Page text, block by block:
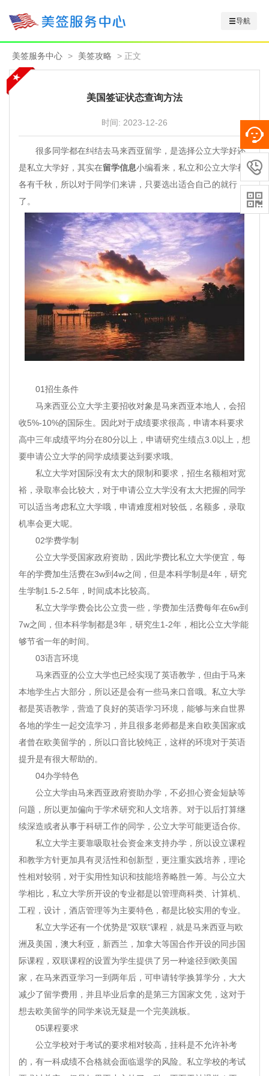
导航
美签服务中心 > 美签攻略 > 正文
美国签证状态查询方法
时间: 2023-12-26
很多同学都在纠结去马来西亚留学，是选择公立大学好还
是私立大学好，其实在留学信息小编看来，私立和公立大学都
各有千秋，所以对于同学们来讲，只要选出适合自己的就行
了。
01招生条件
马来西亚公立大学主要招收对象是马来西亚本地人，会招
收5%-10%的国际生。因此对于成绩要求很高，申请本科要求
高中三年成绩平均分在80分以上，申请研究生绩点3.0以上，想
要申请公立大学的同学成绩要达到要求哦。
私立大学对国际没有太大的限制和要求，招生名额相对宽
裕，录取率会比较大，对于申请公立大学没有太大把握的同学
可以适当考虑私立大学哦，申请难度相对较低，名额多，录取
机率会更大呢。
02学费学制
公立大学受国家政府资助，因此学费比私立大学便宜，每
年的学费加生活费在3w到4w之间，但是本科学制是4年，研究
生学制1.5-2.5年，时间成本比较高。
私立大学学费会比公立贵一些，学费加生活费每年在6w到
7w之间，但本科学制都是3年，研究生1-2年，相比公立大学能
够节省一年的时间。
03语言环境
马来西亚的公立大学也已经实现了英语教学，但由于马来
本地学生占大部分，所以还是会有一些马来口音哦。私立大学
都是英语教学，营造了良好的英语学习环境，能够与来自世界
各地的学生一起交流学习，并且很多老师都是来自欧美国家或
者曾在欧美留学的，所以口音比较纯正，这样的环境对于英语
提升是有很大帮助的。
04办学特色
公立大学由马来西亚政府资助办学，不必担心资金短缺等
问题，所以更加偏向于学术研究和人文培养。对于以后打算继
续深造或者从事于科研工作的同学，公立大学可能更适合你。
私立大学主要靠吸取社会资金来支持办学，所以设立课程
和教学方针更加具有灵活性和创新型，更注重实践培养，理论
性相对较弱，对于实用性知识和技能培养略胜一筹。与公立大
学相比，私立大学所开设的专业都是以管理商科类、计算机、
工程，设计，酒店管理等为主要特色，都是比较实用的专业。
私立大学还有一个优势是"双联"课程，就是马来西亚与欧
洲及美国，澳大利亚，新西兰，加拿大等国合作开设的同步国
际课程，双联课程的设置为学生提供了另一种途径到欧美国
家，在马来西亚学习一到两年后，可申请转学换算学分，大大
减少了留学费用，并且毕业后拿的是第三方国家文凭，这对于
想去欧美留学的同学来说无疑是一个完美跳板。
05课程要求
公立学校对于考试的要求相对较高，挂科是不允许补考
的，有一科成绩不合格就会面临退学的风险。私立学校的考试

